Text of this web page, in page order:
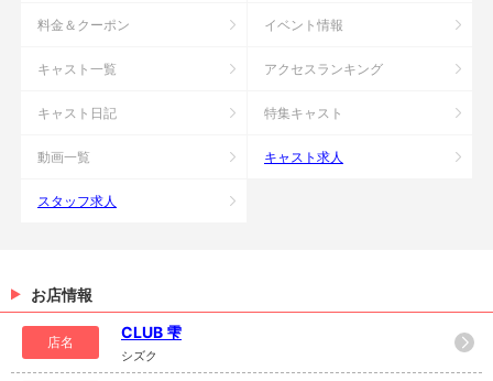
料金＆クーポン イベント情報
キャスト一覧 アクセスランキング
キャスト日記 特集キャスト
動画一覧 キャスト求人
スタッフ求人
お店情報
店名
CLUB 雫
シズク